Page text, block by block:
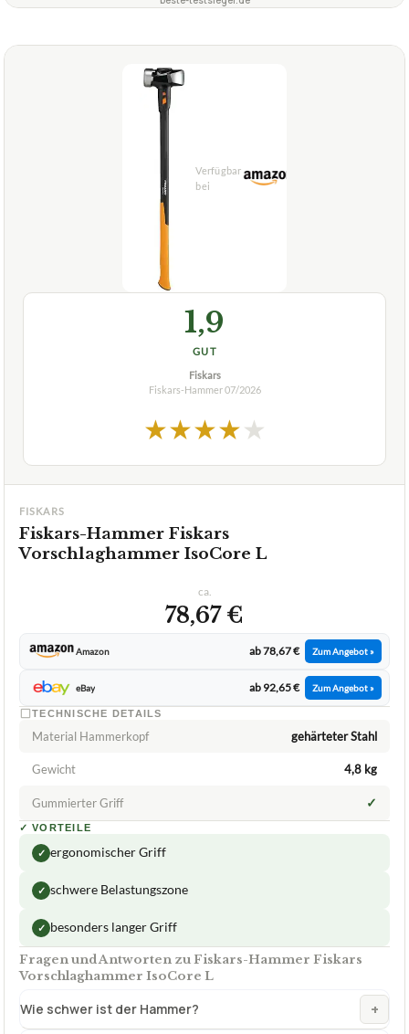
1,9
GUT
Fiskars
Fiskars-Hammer07/2026
★★★★★
FISKARS
Fiskars-Hammer Fiskars
Vorschlaghammer IsoCore L
ca.
78,67 €
Amazon ab 78,67 € Zum Angebot »
eBay ab 92,65 € Zum Angebot »
TECHNISCHE DETAILS
Material Hammerkopf gehärteter Stahl
Gewicht 4,8 kg
Gummierter Griff ✓
✓ VORTEILE
✓ ergonomischer Griff
✓ schwere Belastungszone
✓ besonders langer Griff
Fragen und Antworten zu Fiskars-Hammer Fiskars
Vorschlaghammer IsoCore L
Wie schwer ist der Hammer? +